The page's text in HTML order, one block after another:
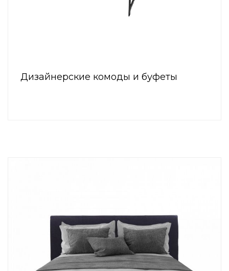
Дизайнерские комоды и буфеты